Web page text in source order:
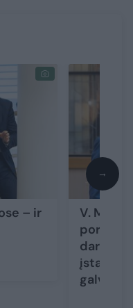
– ir
V.
poreikį
darbą
galvas
→